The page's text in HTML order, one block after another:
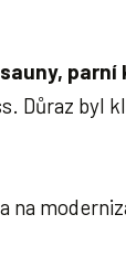
parní
Důraz byl
na